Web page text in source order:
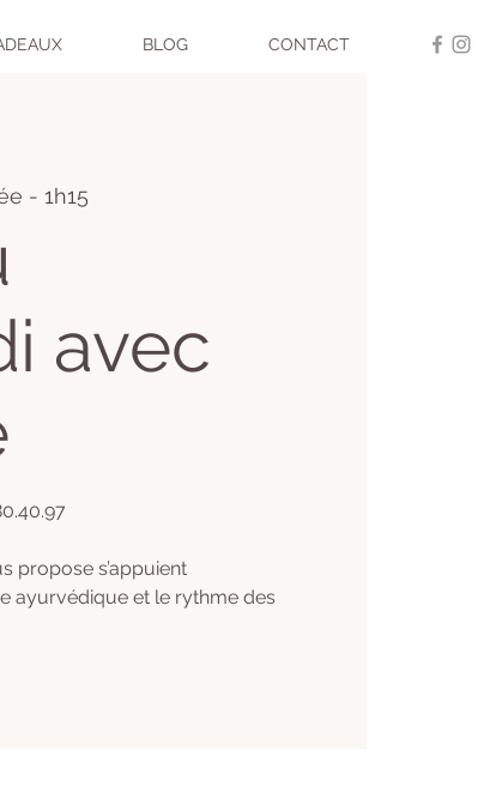
BLOG CONTACT
- 1h15
avec
propose s’appuient
ayurvédique et le rythme des